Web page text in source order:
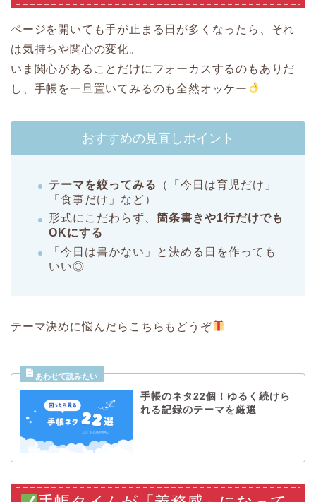
ページを開いても手が止まる日が多くなったら、それ
は気持ちや関心の変化。
いま関心があることだけにフォーカスするのもありだ
し、手帳を一旦置いてみるのも全然オッケー
おすすめの見直しポイント
テーマを絞ってみる
（「今日は育児だけ」
「食事だけ」など）
形式にこだわらず、 箇条書きや1行だけでも
OKにする
「今日は書かない」と決める日を作っても
いい◎
テーマ決めに悩んだらこちらもどうぞ
手帳のネタ22個！ゆるく続けら
れる記録のテーマを厳選